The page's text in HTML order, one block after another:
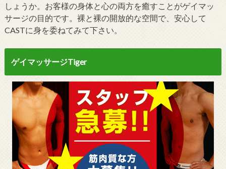
しょうか。お客様の身体と心の両方を癒すことがゲイマッ
サージの目的です。裸と裸の開放的な空間で、安心して
CASTに身を委ねてみて下さい。
ゲイマッサージTiger